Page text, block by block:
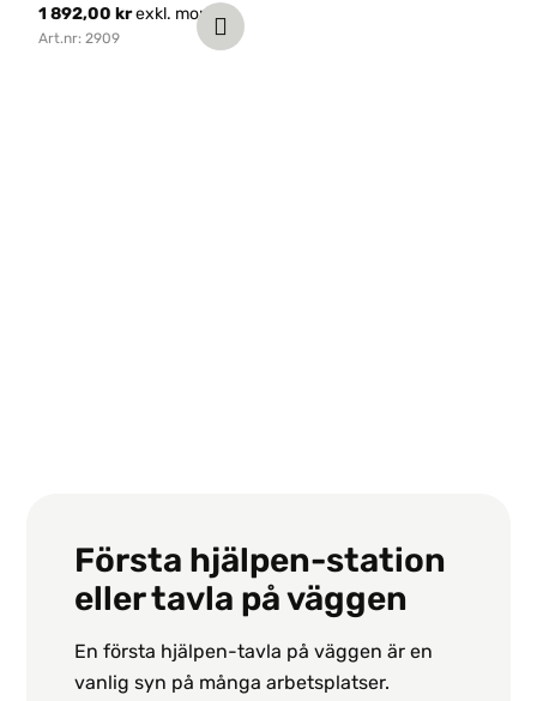
1 892,00krexkl. moms
Art.nr: 2909
Första hjälpen-station
eller tavla på väggen
En första hjälpen-tavla på väggen är en
vanlig syn på många arbetsplatser.